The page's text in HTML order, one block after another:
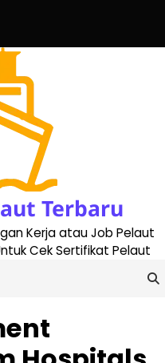
Terbaru
Kerja atau Job Pelaut
Cek Sertifikat Pelaut